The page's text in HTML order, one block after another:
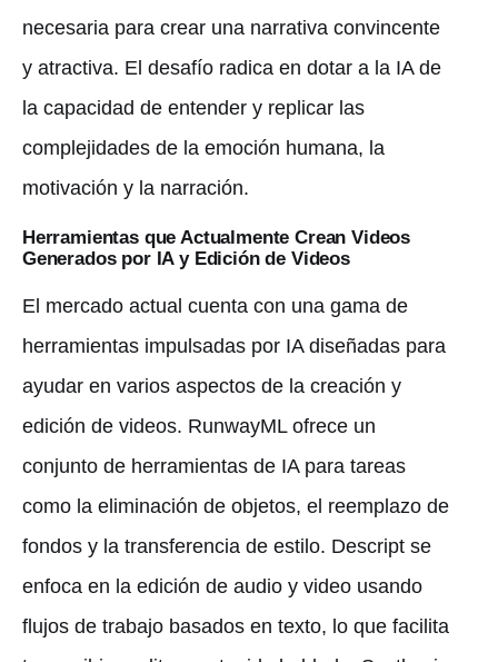
necesaria para crear una narrativa convincente
y atractiva. El desafío radica en dotar a la IA de
la capacidad de entender y replicar las
complejidades de la emoción humana, la
motivación y la narración.
Herramientas que Actualmente Crean Videos
Generados por IA y Edición de Videos
El mercado actual cuenta con una gama de
herramientas impulsadas por IA diseñadas para
ayudar en varios aspectos de la creación y
edición de videos. RunwayML ofrece un
conjunto de herramientas de IA para tareas
como la eliminación de objetos, el reemplazo de
fondos y la transferencia de estilo. Descript se
enfoca en la edición de audio y video usando
flujos de trabajo basados en texto, lo que facilita